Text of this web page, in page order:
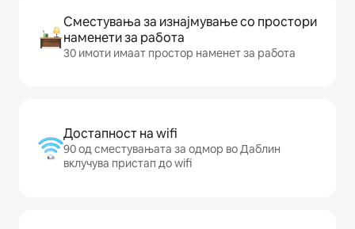
Сместувања за изнајмување со простори
наменети за работа
30 имоти имаат простор наменет за работа
Достапност на wifi
90 од сместувањата за одмор во Даблин
вклучува пристап до wifi